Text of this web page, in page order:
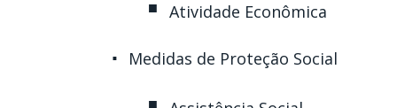
Atividade Econômica
Medidas de Proteção Social